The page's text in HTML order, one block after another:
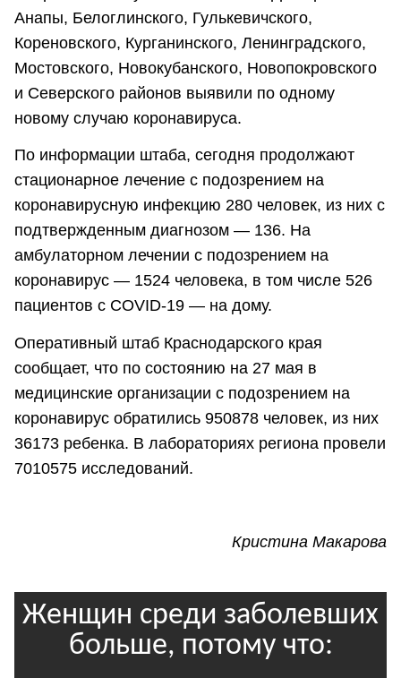
Анапы, Белоглинского, Гулькевичского,
Кореновского, Курганинского, Ленинградского,
Мостовского, Новокубанского, Новопокровского
и Северского районов выявили по одному
новому случаю коронавируса.
По информации штаба, сегодня продолжают
стационарное лечение с подозрением на
коронавирусную инфекцию 280 человек, из них с
подтвержденным диагнозом — 136. На
амбулаторном лечении с подозрением на
коронавирус — 1524 человека, в том числе 526
пациентов с COVID-19 — на дому.
Оперативный штаб Краснодарского края
сообщает, что по состоянию на 27 мая в
медицинские организации с подозрением на
коронавирус обратились 950878 человек, из них
36173 ребенка. В лабораториях региона провели
7010575 исследований.
Кристина Макарова